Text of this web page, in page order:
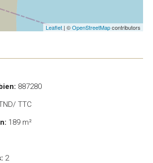
Leaflet | ©OpenStreetMapcontributors
887280
TTC
189 m²
2